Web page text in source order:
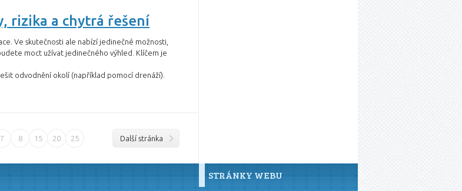
rizika a chytrá řešení
Ve skutečnosti ale nabízí jedinečné možnosti,
moct užívat jedinečného výhled. Klíčem je
odvodnění okolí (například pomocí drenáží).
7 8 15 20 25 Další stránka
STRÁNKY WEBU